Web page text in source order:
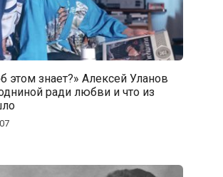
этом знает?» Алексей Уланов
ради любви и что из